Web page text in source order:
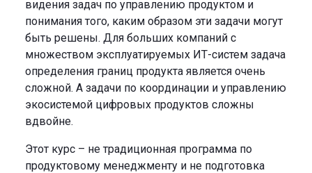
видения задач по управлению продуктом и
понимания того, каким образом эти задачи могут
быть решены. Для больших компаний с
множеством эксплуатируемых ИТ-систем задача
определения границ продукта является очень
сложной. А задачи по координации и управлению
экосистемой цифровых продуктов сложны
вдвойне.
Этот курс – не традиционная программа по
продуктовому менеджменту и не подготовка